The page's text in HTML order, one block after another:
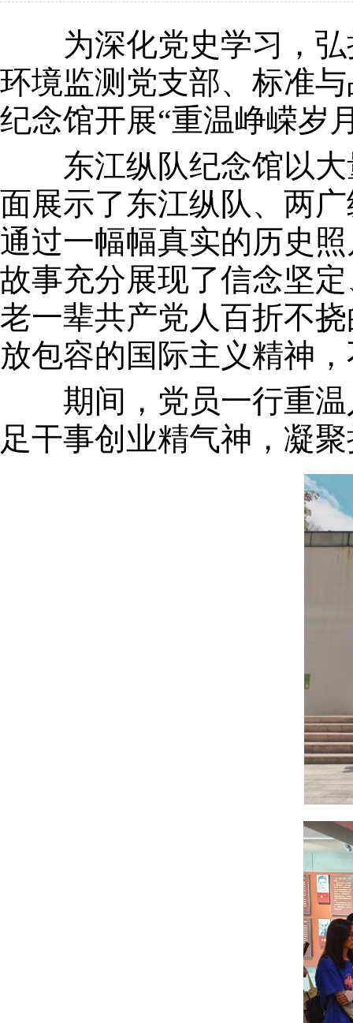
为深化党史学习，弘
环境监测党支部、标准
纪念馆开展“重温峥嵘岁
东江纵队纪念馆以大
面展示了东江纵队、两
通过一幅幅真实的历史
故事充分展现了信念坚
老一辈共产党人百折不
放包容的国际主义精神
期间，党员一行重温
足干事创业精气神，凝